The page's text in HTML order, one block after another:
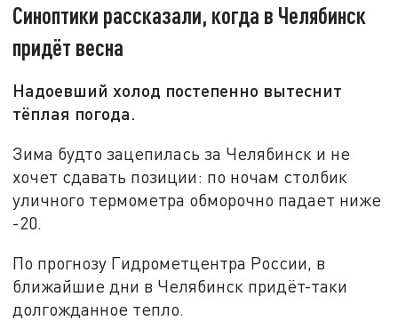
Синоптики рассказали, когда в Челябинск
придёт весна
Надоевший холод постепенно вытеснит
тёплая погода.
Зима будто зацепилась за Челябинск и не
хочет сдавать позиции: по ночам столбик
уличного термометра обморочно падает ниже
-20.
По прогнозу Гидрометцентра России, в
ближайшие дни в Челябинск придёт-таки
долгожданное тепло.